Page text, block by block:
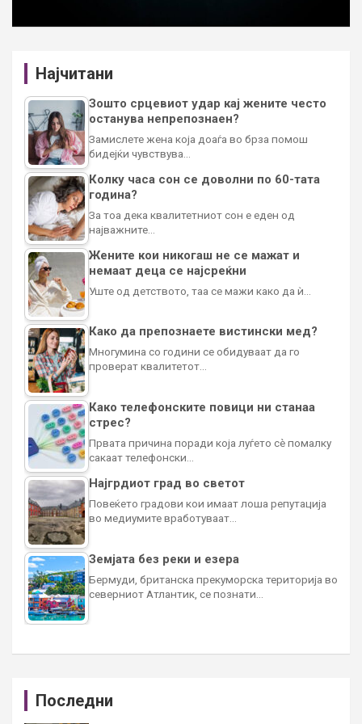
Најчитани
Зошто срцевиот удар кај жените често
останува непрепознаен?
Замислете жена која доаѓа во брза помош
бидејќи чувствува…
Колку часа сон се доволни по 60-тата
година?
За тоа дека квалитетниот сон е еден од
најважните…
Жените кои никогаш не се мажат и
немаат деца се најсреќни
Уште од детството, таа се мажи како да ѝ…
Како да препознаете вистински мед?
Многумина со години се обидуваат да го
проверат квалитетот…
Како телефонските повици ни станаа
стрес?
Првата причина поради која луѓето сè помалку
сакаат телефонски…
Најгрдиот град во светот
Повеќето градови кои имаат лоша репутација
во медиумите вработуваат…
Земјата без реки и езера
Бермуди, британска прекуморска територија во
северниот Атлантик, се познати…
Последни